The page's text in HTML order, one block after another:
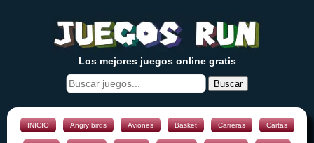
Los mejores juegos online gratis
Buscar
INICIO Angry birds Aviones Basket Carreras Cartas